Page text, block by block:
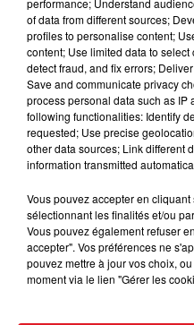
comportementaliste
TITRES DIFFUSÉS
9h24
9h24
of data from different sources;
profiles to personalise content;
content; Use limited data to
detect fraud, and fix errors;
Save and communicate privacy
process personal data such as IP
following functionalities: Identify
requested; Use precise
other data sources; Link different
information transmitted
Vous pouvez accepter en
sélectionnant les finalités et/ou
Vous pouvez également refuser
accepter". Vos préférences ne
pouvez mettre à jour vos choix,
moment via le lien "Gérer les